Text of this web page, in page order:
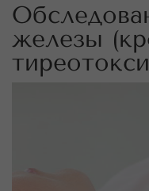
железы